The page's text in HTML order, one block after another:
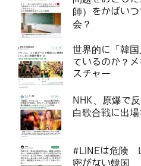
師）をかばい
会？
世界的に「韓
ているのか？
スチャー
NHK、原爆で
白歌合戦に出
#LINEは危険
密がない韓国